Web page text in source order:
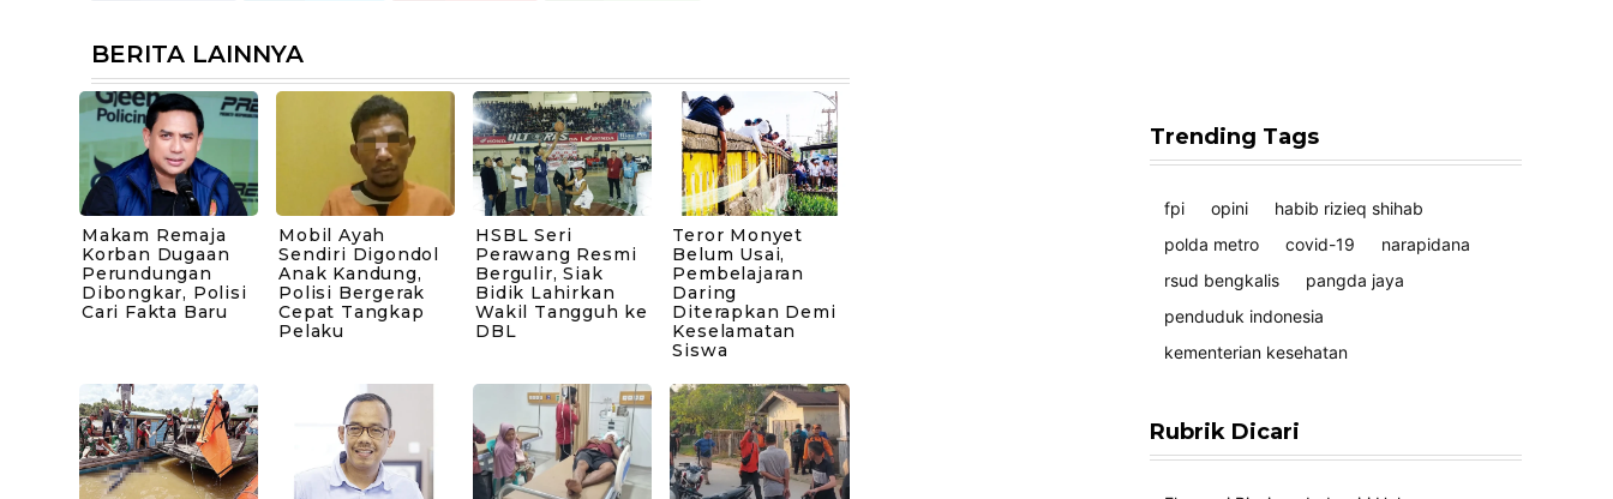
BERITA LAINNYA
Makam Remaja
Korban Dugaan
Perundungan
Dibongkar, Polisi
Cari Fakta Baru
Mobil Ayah
Sendiri Digondol
Anak Kandung,
Polisi Bergerak
Cepat Tangkap
Pelaku
HSBL Seri
Perawang Resmi
Bergulir, Siak
Bidik Lahirkan
Wakil Tangguh ke
DBL
Teror Monyet
Belum Usai,
Pembelajaran
Daring
Diterapkan Demi
Keselamatan
Siswa
Trending Tags
fpi opini
habib rizieq shihab
polda metro
covid-19
narapidana
rsud bengkalis
pangda jaya
penduduk indonesia
kementerian kesehatan
Rubrik Dicari